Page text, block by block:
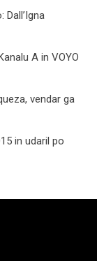
Dall’Igna
A in VOYO
vendar ga
in udaril po